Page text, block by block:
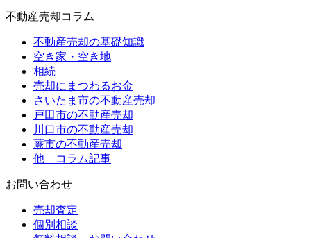
不動産売却コラム
不動産売却の基礎知識
空き家・空き地
相続
売却にまつわるお金
さいたま市の不動産売却
戸田市の不動産売却
川口市の不動産売却
蕨市の不動産売却
他 コラム記事
お問い合わせ
売却査定
個別相談